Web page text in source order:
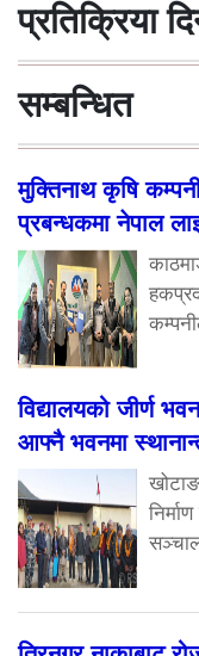
प्रतिक्रिया
सम्बन्धित
मुक्तिनाथ कृषि
प्रबन्धकमा नेपाल
विद्यालयको जीर्ण
आफ्नै भवनमा